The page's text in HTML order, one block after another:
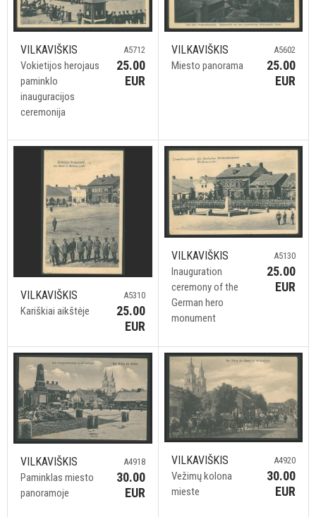
VILKAVIŠKIS
Vokietijos herojaus
paminklo
inauguracijos
ceremonija
A5712
25.00
EUR
VILKAVIŠKIS
Miesto panorama
A5602
25.00
EUR
VILKAVIŠKIS
Kariškiai aikštėje
A5310
25.00
EUR
VILKAVIŠKIS
Inauguration
ceremony of the
German hero
monument
A5130
25.00
EUR
VILKAVIŠKIS
Paminklas miesto
panoramoje
A4918
30.00
EUR
VILKAVIŠKIS
Vežimų kolona
mieste
A4920
30.00
EUR